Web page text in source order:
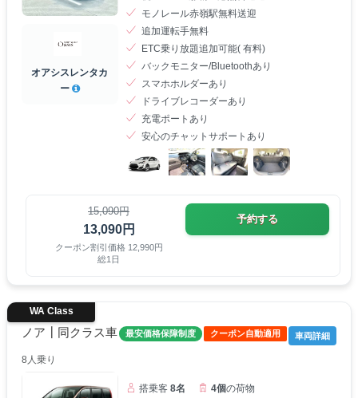
オアシスレンタカ
ー
モノレール赤嶺駅無料送迎
追加運転手無料
ETC乗り放題追加可能( 有料)
バックモニター/Bluetoothあり
スマホホルダーあり
ドライブレコーダーあり
充電ポートあり
安心のチャットサポートあり
15,090円
13,090円
クーポン割引価格 12,990円
総1日
予約する
ノア┃同クラス車 最安価格保障制度 クーポン自動適用 車両詳細
WA Class
8人乗り
搭乗客8名 4個の荷物